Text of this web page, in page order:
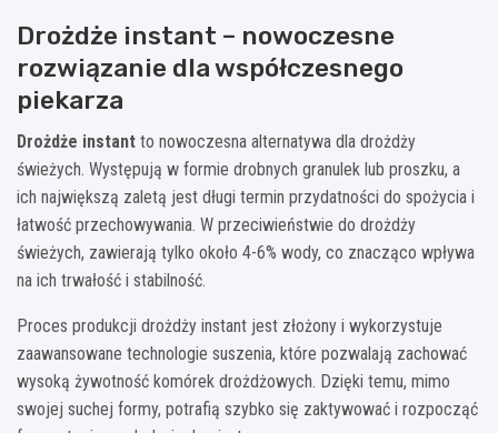
Drożdże instant – nowoczesne
rozwiązanie dla współczesnego
piekarza
Drożdże instant to nowoczesna alternatywa dla drożdży
świeżych. Występują w formie drobnych granulek lub proszku, a
ich największą zaletą jest długi termin przydatności do spożycia i
łatwość przechowywania. W przeciwieństwie do drożdży
świeżych, zawierają tylko około 4-6% wody, co znacząco wpływa
na ich trwałość i stabilność.
Proces produkcji drożdży instant jest złożony i wykorzystuje
zaawansowane technologie suszenia, które pozwalają zachować
wysoką żywotność komórek drożdżowych. Dzięki temu, mimo
swojej suchej formy, potrafią szybko się zaktywować i rozpocząć